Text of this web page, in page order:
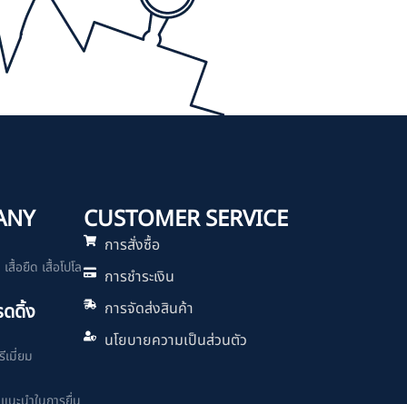
สื้อยืด เสื้อโปโล
ดดิ้ง
เมี่ยม
CUSTOMER SERVICE
การสั่งซื้อ
การชำระเงิน
การจัดส่งสินค้า
นโยบายความเป็นส่วนตัว